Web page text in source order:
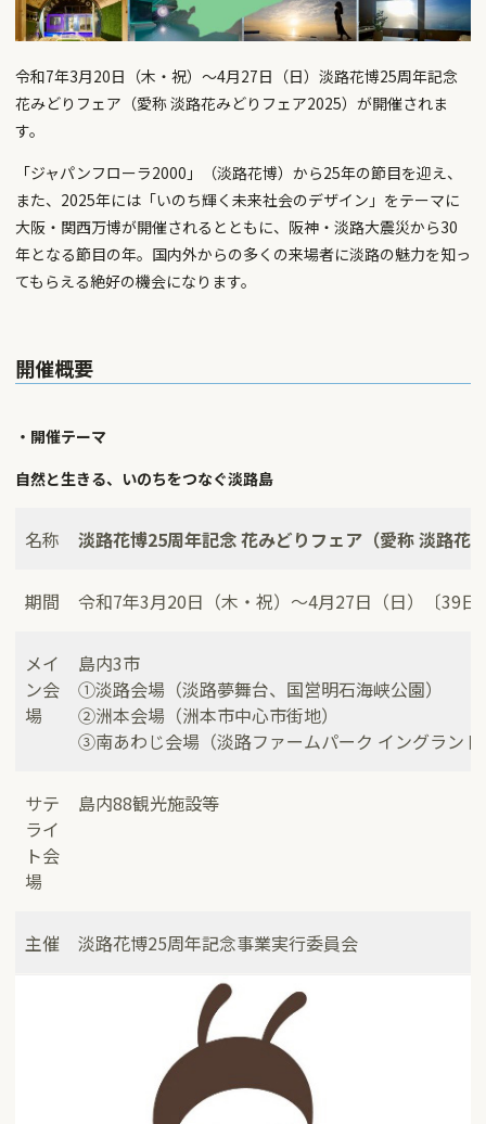
令和7年3月20日（木・祝）～4月27日（日）淡路花博25周年記念
花みどりフェア（愛称 淡路花みどりフェア2025）が開催されま
す。
「ジャパンフローラ2000」（淡路花博）から25年の節目を迎え、
また、2025年には「いのち輝く未来社会のデザイン」をテーマに
大阪・関西万博が開催されるとともに、阪神・淡路大震災から30
年となる節目の年。国内外からの多くの来場者に淡路の魅力を知っ
てもらえる絶好の機会になります。
開催概要
・開催テーマ
自然と生きる、いのちをつなぐ淡路島
名称 淡路花博25周年記念 花みどりフェア（愛称 淡路花
期間 令和7年3月20日（木・祝）～4月27日（日）〔39日
メイ
ン会
場
島内3市
①淡路会場（淡路夢舞台、国営明石海峡公園）
②洲本会場（洲本市中心市街地）
③南あわじ会場（淡路ファームパーク イングラン
サテ
ライ
ト会
場
島内88観光施設等
主催 淡路花博25周年記念事業実行委員会